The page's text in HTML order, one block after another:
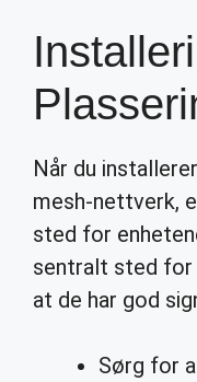
Når du
mesh-nettverk,
sted for
sentralt sted for
at de har god
Sørg for